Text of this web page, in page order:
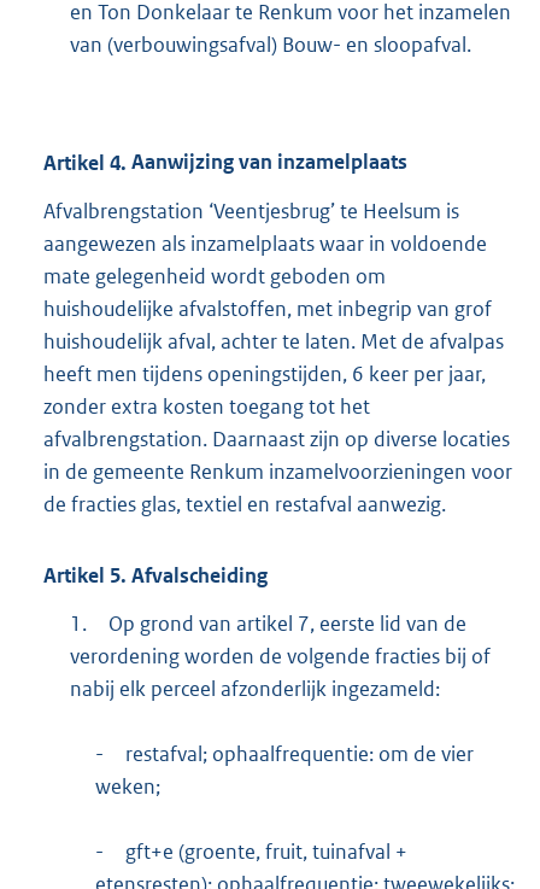
en Ton Donkelaar te Renkum voor het inzamelen
van (verbouwingsafval) Bouw- en sloopafval.
Artikel 4. Aanwijzing van inzamelplaats
Afvalbrengstation ‘Veentjesbrug’ te Heelsum is
aangewezen als inzamelplaats waar in voldoende
mate gelegenheid wordt geboden om
huishoudelijke afvalstoffen, met inbegrip van grof
huishoudelijk afval, achter te laten. Met de afvalpas
heeft men tijdens openingstijden, 6 keer per jaar,
zonder extra kosten toegang tot het
afvalbrengstation. Daarnaast zijn op diverse locaties
in de gemeente Renkum inzamelvoorzieningen voor
de fracties glas, textiel en restafval aanwezig.
Artikel 5. Afvalscheiding
1.
Op grond van artikel 7, eerste lid van de
verordening worden de volgende fracties bij of
nabij elk perceel afzonderlijk ingezameld:
-
restafval; ophaalfrequentie: om de vier
weken;
-
gft+e (groente, fruit, tuinafval +